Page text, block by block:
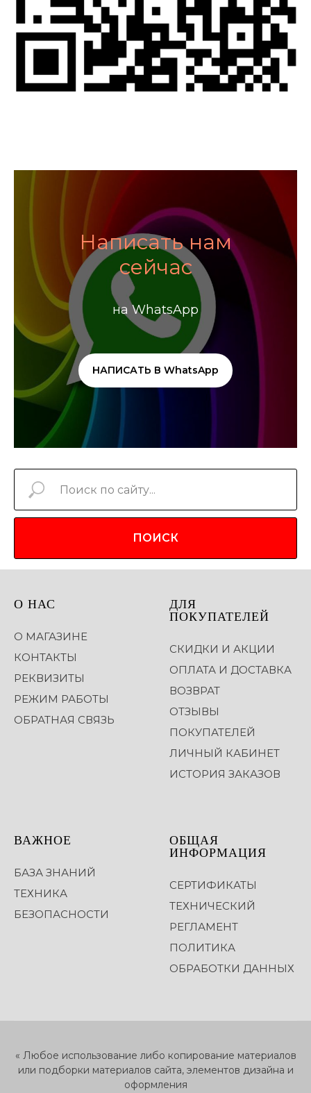
Написать нам
сейчас
на WhatsApp
НАПИСАТЬ В WhatsApp
ПОИСК
О НАС
О МАГАЗИНЕ
КОНТАКТЫ
РЕКВИЗИТЫ
РЕЖИМ РАБОТЫ
ОБРАТНАЯ СВЯЗЬ
ДЛЯ
ПОКУПАТЕЛЕЙ
СКИДКИ И АКЦИИ
ОПЛАТА И ДОСТАВКА
ВОЗВРАТ
ОТЗЫВЫ
ПОКУПАТЕЛЕЙ
ЛИЧНЫЙ КАБИНЕТ
ИСТОРИЯ ЗАКАЗОВ
ВАЖНОЕ
БАЗА ЗНАНИЙ
ТЕХНИКА
БЕЗОПАСНОСТИ
ОБЩАЯ
ИНФОРМАЦИЯ
СЕРТИФИКАТЫ
ТЕХНИЧЕСКИЙ
РЕГЛАМЕНТ
ПОЛИТИКА
ОБРАБОТКИ ДАННЫХ
« Любое использование либо копирование материалов
или подборки материалов сайта, элементов дизайна и
оформления